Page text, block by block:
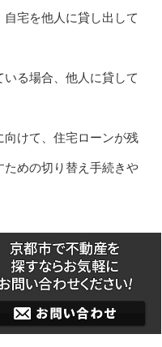
宅を他人に貸し出して
る場合、他人に貸して
けて、住宅ローンが残
ための切り替え手続きや